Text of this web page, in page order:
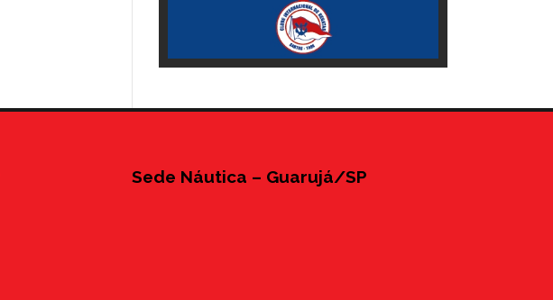
Sede Náutica – Guarujá/SP